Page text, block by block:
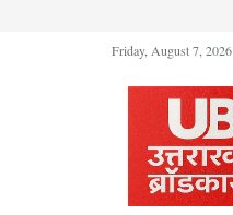
Friday, August 7, 2026